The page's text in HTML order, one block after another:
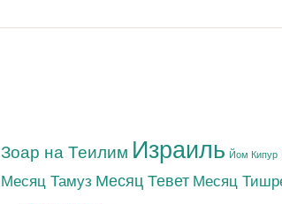
Зоар на Теилим Израиль Йом Кипур
Месяц Тамуз Месяц Тевет Месяц